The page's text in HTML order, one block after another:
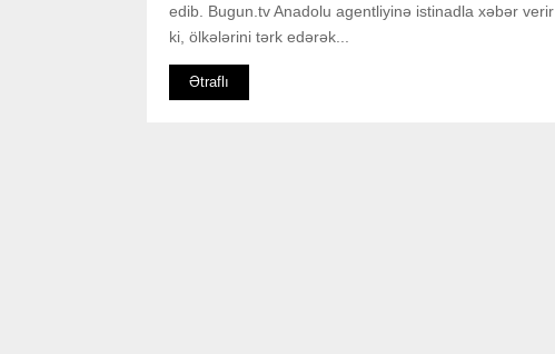
edib. Bugun.tv Anadolu agentliyinə istinadla xəbər verir
ki, ölkələrini tərk edərək...
Ətraflı